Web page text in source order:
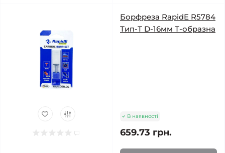
Борфреза RapidE R5784
Тип-T D-16мм Т-образна
В наявності
659.73 грн.